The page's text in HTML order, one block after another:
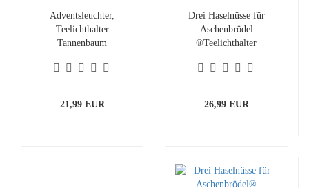
Adventsleuchter,
Teelichthalter
Tannenbaum
21,99 EUR
Drei Haselnüsse für
Aschenbrödel
®Teelichthalter
26,99 EUR